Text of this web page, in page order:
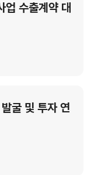
수출계약 대
굴 및 투자 연